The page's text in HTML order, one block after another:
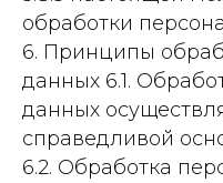
обработки
6. Принципы
данных 6.1.
данных
справедливой
6.2. Обработка